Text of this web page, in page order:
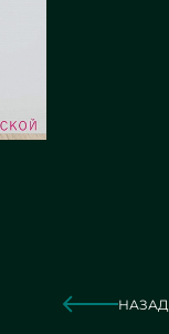
НАЗАД